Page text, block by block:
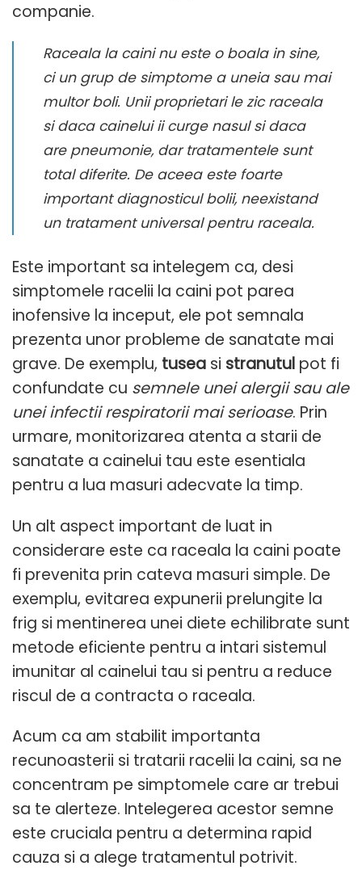
companie.
Raceala la caini nu este o boala in sine,
ci un grup de simptome a uneia sau mai
multor boli. Unii proprietari le zic raceala
si daca cainelui ii curge nasul si daca
are pneumonie, dar tratamentele sunt
total diferite. De aceea este foarte
important diagnosticul bolii, neexistand
un tratament universal pentru raceala.
Este important sa intelegem ca, desi
simptomele racelii la caini pot parea
inofensive la inceput, ele pot semnala
prezenta unor probleme de sanatate mai
grave. De exemplu, tusea si stranutul pot fi
confundate cu semnele unei alergii sau ale
unei infectii respiratorii mai serioase. Prin
urmare, monitorizarea atenta a starii de
sanatate a cainelui tau este esentiala
pentru a lua masuri adecvate la timp.
Un alt aspect important de luat in
considerare este ca raceala la caini poate
fi prevenita prin cateva masuri simple. De
exemplu, evitarea expunerii prelungite la
frig si mentinerea unei diete echilibrate sunt
metode eficiente pentru a intari sistemul
imunitar al cainelui tau si pentru a reduce
riscul de a contracta o raceala.
Acum ca am stabilit importanta
recunoasterii si tratarii racelii la caini, sa ne
concentram pe simptomele care ar trebui
sa te alerteze. Intelegerea acestor semne
este cruciala pentru a determina rapid
cauza si a alege tratamentul potrivit.